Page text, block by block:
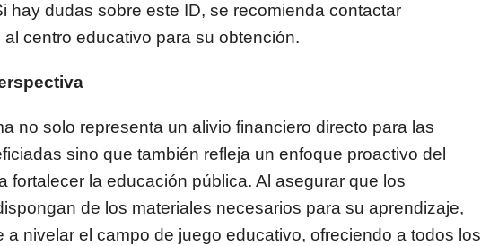
hay dudas sobre este ID, se recomienda contactar
al centro educativo para su obtención.
no solo representa un alivio financiero directo para las
sino que también refleja un enfoque proactivo del
fortalecer la educación pública. Al asegurar que los
de los materiales necesarios para su aprendizaje,
a nivelar el campo de juego educativo, ofreciendo a todos los